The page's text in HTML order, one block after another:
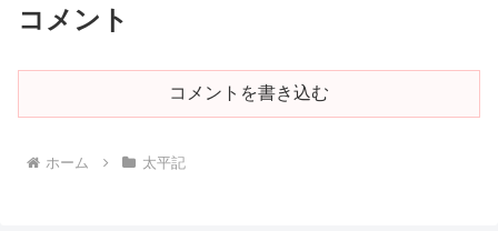
コメント
コメントを書き込む
ホーム 太平記